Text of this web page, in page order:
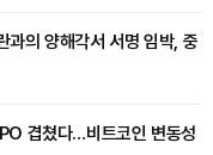
과의 양해각서 서명 임박, 중
겹쳤다…비트코인 변동성